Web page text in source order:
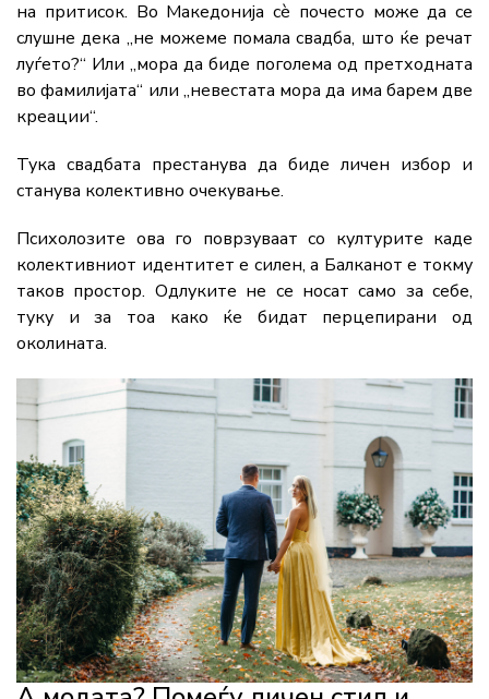
на притисок. Во Македонија сè почесто може да се
слушне дека „не можеме помала свадба, што ќе речат
луѓето?“ Или „мора да биде поголема од претходната
во фамилијата“ или „невестата мора да има барем две
креации“.
Тука свадбата престанува да биде личен избор и
станува колективно очекување.
Психолозите ова го поврзуваат со културите каде
колективниот идентитет е силен, а Балканот е токму
таков простор. Одлуките не се носат само за себе,
туку и за тоа како ќе бидат перцепирани од
околината.